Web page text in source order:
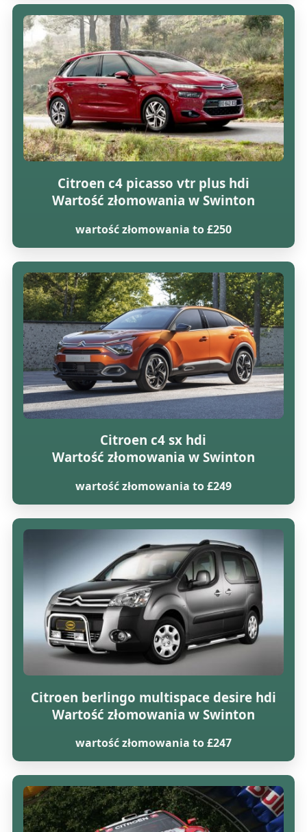
Citroen c4 picasso vtr plus hdi
Wartość złomowania w Swinton
wartość złomowania to £250
Citroen c4 sx hdi
Wartość złomowania w Swinton
wartość złomowania to £249
Citroen berlingo multispace desire hdi
Wartość złomowania w Swinton
wartość złomowania to £247